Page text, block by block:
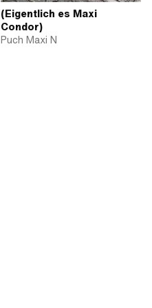
(Eigentlich es Maxi
Condor)
Puch Maxi N